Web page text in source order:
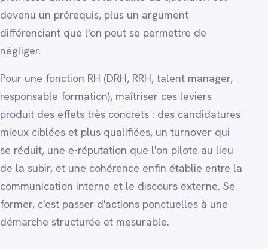
devenu un prérequis, plus un argument
différenciant que l'on peut se permettre de
négliger.
Pour une fonction RH (DRH, RRH, talent manager,
responsable formation), maîtriser ces leviers
produit des effets très concrets : des candidatures
mieux ciblées et plus qualifiées, un turnover qui
se réduit, une e-réputation que l'on pilote au lieu
de la subir, et une cohérence enfin établie entre la
communication interne et le discours externe. Se
former, c'est passer d'actions ponctuelles à une
démarche structurée et mesurable.